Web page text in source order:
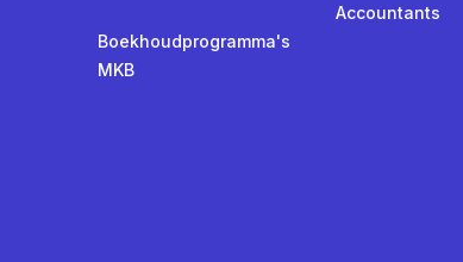
Boekhoudprogramma's
MKB
Accountants